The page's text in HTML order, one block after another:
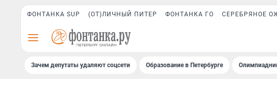
ФОНТАНКА SUP (ОТ)ЛИЧНЫЙ ПИТЕР ФОНТАНКА ГО СЕРЕБРЯНОЕ
Зачем депутаты удаляют соцсети Образование в Петербурге